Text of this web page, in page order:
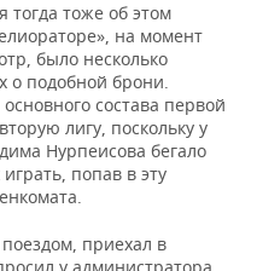
тоже об этом
на момент
было несколько
о подобной брони.
состава первой
лигу, поскольку у
Нурпеисова бегало
попав в эту
приехал в